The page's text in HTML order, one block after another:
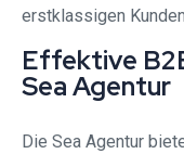
erstklassigen
Effektive
Sea Agentur
Die Sea Agentur